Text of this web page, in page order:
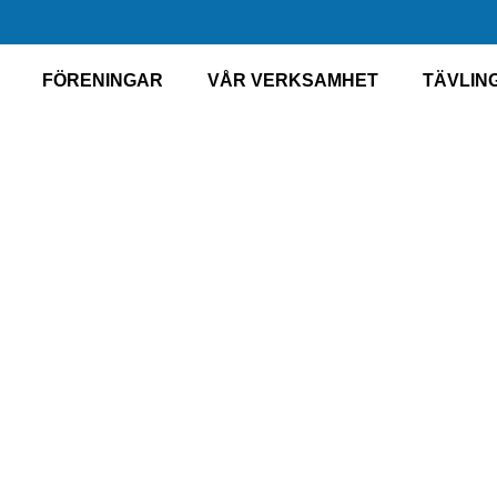
FÖRENINGAR VÅR VERKSAMHET